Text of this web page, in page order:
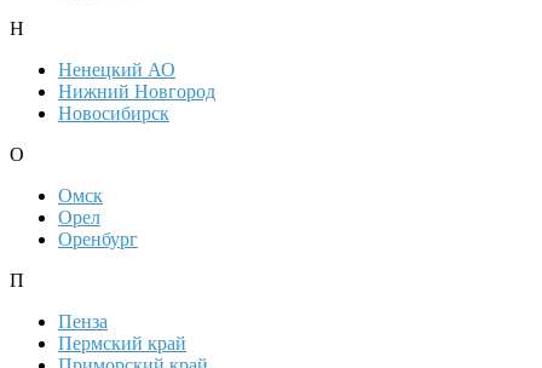
Н
Ненецкий АО
Нижний Новгород
Новосибирск
О
Омск
Орел
Оренбург
П
Пенза
Пермский край